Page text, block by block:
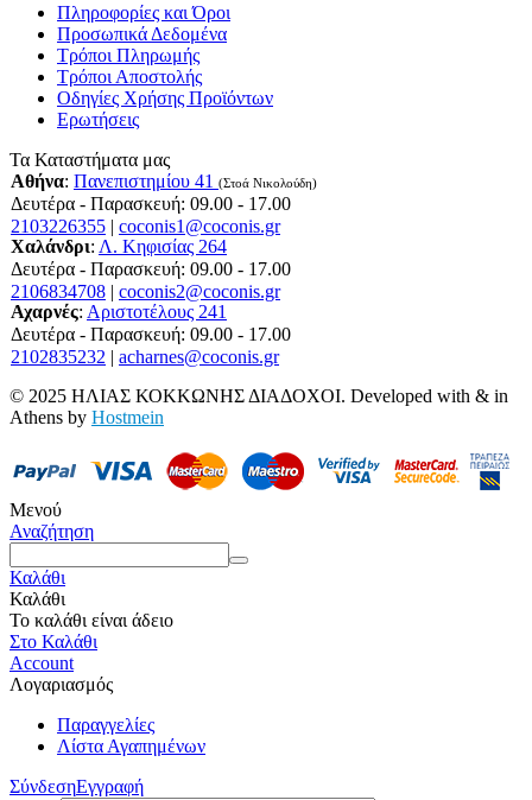
Πληροφορίες και Όροι
Προσωπικά Δεδομένα
Τρόποι Πληρωμής
Τρόποι Αποστολής
Οδηγίες Χρήσης Προϊόντων
Ερωτήσεις
Τα Καταστήματα μας
Αθήνα: Πανεπιστημίου 41 (Στοά Νικολούδη)
Δευτέρα - Παρασκευή: 09.00 - 17.00
2103226355 | coconis1@coconis.gr
Χαλάνδρι: Λ. Κηφισίας 264
Δευτέρα - Παρασκευή: 09.00 - 17.00
2106834708 | coconis2@coconis.gr
Αχαρνές: Αριστοτέλους 241
Δευτέρα - Παρασκευή: 09.00 - 17.00
2102835232 | acharnes@coconis.gr
© 2025 ΗΛΙΑΣ ΚΟΚΚΩΝΗΣ ΔΙΑΔΟΧΟΙ. Developed with & in
Athens by Hostmein
Μενού
Αναζήτηση
Καλάθι
Καλάθι
Το καλάθι είναι άδειο
Στο Καλάθι
Account
Λογαριασμός
Παραγγελίες
Λίστα Αγαπημένων
ΣύνδεσηΕγγραφή